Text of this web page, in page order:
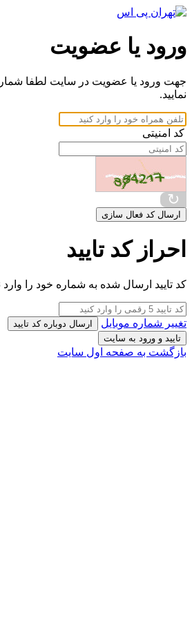
ورود یا عضویت
جهت ورود یا عضویت در سایت لطفا شماره
نمایید.
کد امنیتی
↻
ارسال کد فعال سازی
احراز کد تایید
کد تایید ارسال شده به شماره خود را وارد
تغییر شماره موبایل
ارسال دوباره کد تایید
تایید و ورود به سایت
بازگشت به صفحه اول سایت